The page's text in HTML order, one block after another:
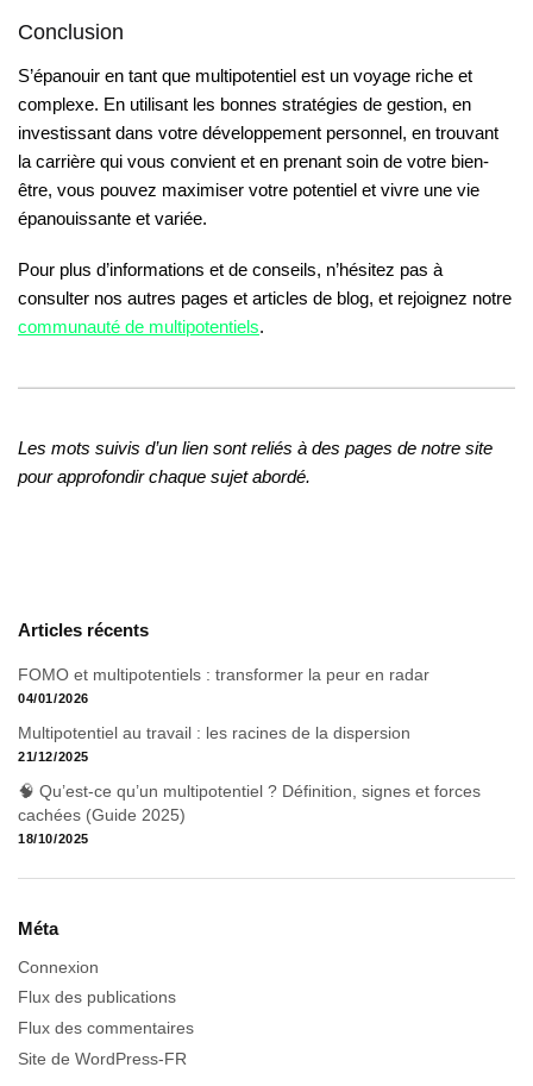
Conclusion
S’épanouir en tant que multipotentiel est un voyage riche et
complexe. En utilisant les bonnes stratégies de gestion, en
investissant dans votre développement personnel, en trouvant
la carrière qui vous convient et en prenant soin de votre bien-
être, vous pouvez maximiser votre potentiel et vivre une vie
épanouissante et variée.
Pour plus d’informations et de conseils, n’hésitez pas à
consulter nos autres pages et articles de blog, et rejoignez notre
communauté de multipotentiels.
Les mots suivis d’un lien sont reliés à des pages de notre site
pour approfondir chaque sujet abordé.
Articles récents
FOMO et multipotentiels : transformer la peur en radar
04/01/2026
Multipotentiel au travail : les racines de la dispersion
21/12/2025
🧠 Qu’est-ce qu’un multipotentiel ? Définition, signes et forces
cachées (Guide 2025)
18/10/2025
Méta
Connexion
Flux des publications
Flux des commentaires
Site de WordPress-FR